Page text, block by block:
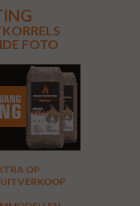
FOTO
OP